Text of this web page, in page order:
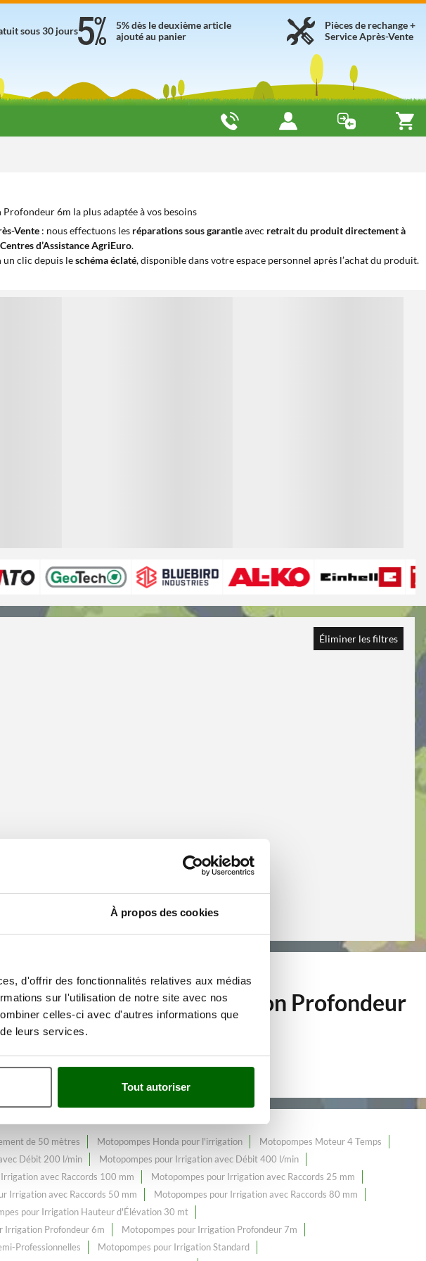
À propos des cookies
d'offrir des fonctionnalités relatives aux médias
sur l'utilisation de notre site avec nos
celles-ci avec d'autres informations que
leurs services.
Tout autoriser
Pièces de rechange +
Service Après-Vente
5% dès le deuxième article
ajouté au panier
sous 30 jours
6m la plus adaptée à vos besoins
Vente : nous effectuons les réparations sous garantieavec retrait du produit directement à
Centres d’Assistance AgriEuro.
un clic depuis leschéma éclaté, disponible dans votre espace personnel après l’achat du produit.
Éliminer les filtres
Motopompes pour Irrigation Profondeur
de 50 mètres Motopompes Honda pour l'irrigation
Motopompes Moteur 4 Temps
Débit 200 l/min
Motopompes pour Irrigation avec Débit 400 l/min
avec Raccords 100 mm
Motopompes pour Irrigation avec Raccords 25 mm
Irrigation avec Raccords 50 mm
Motopompes pour Irrigation avec Raccords 80 mm
pour Irrigation Hauteur d'Élévation 30 mt
Irrigation Profondeur 6m
Motopompes pour Irrigation Profondeur 7m
Professionnelles
Motopompes pour Irrigation Standard